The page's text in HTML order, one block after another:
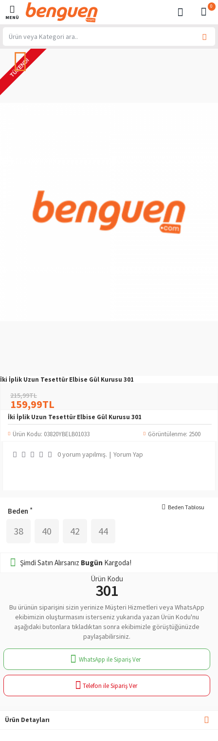
0
TÜKENDI
İki İplik Uzun Tesettür Elbise Gül Kurusu 301
İki İplik Uzun Tesettür Elbise Gül Kurusu 301
Ürün Kodu: 03820YBELB01033 Görüntülenme: 2500
0 yorum yapılmış. | Yorum Yap
159,99TL
215,99TL
Beden
38 40 42 44
Beden Tablosu
Şimdi Satın Alırsanız Bugün Kargoda!
Ürün Kodu
301
Bu ürünün siparişini sizin yerinize Müşteri Hizmetleri veya WhatsApp
ekibimizin oluşturmasını isterseniz yukarıda yazan Ürün Kodu'nu
aşağıdaki butonlara tıkladıktan sonra ekibimizle görüştüğünüzde
paylaşabilirsiniz.
WhatsApp ile Sipariş Ver
Telefon ile Sipariş Ver
Ürün Detayları